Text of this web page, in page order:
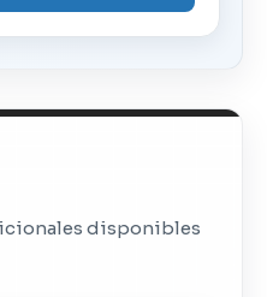
disponibles